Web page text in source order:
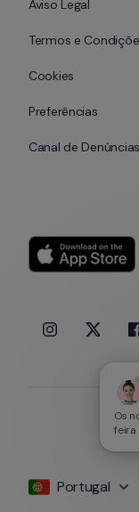
Os
feira
Aviso Legal
Termos e
Cookies
Preferências
Canal de Denúncias
Portugal